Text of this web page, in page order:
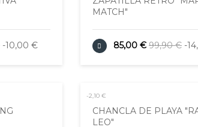
-10,00 €
MATCH"
85,00 € 99,90 € -
-2,10 €
CHANCLA DE PLAYA
LEO"